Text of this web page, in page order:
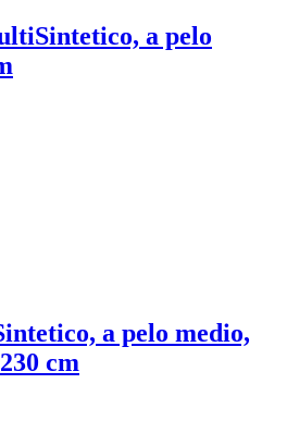
Sintetico, a pelo
a pelo medio,
cm